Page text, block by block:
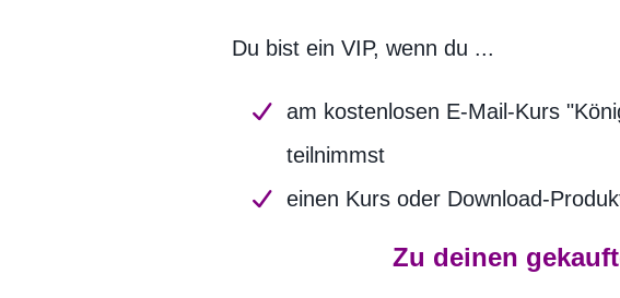
Du bist ein VIP, wenn du ...
am kostenlosen E-Mail-Kurs
teilnimmst
einen Kurs oder Download-
Zu deinen